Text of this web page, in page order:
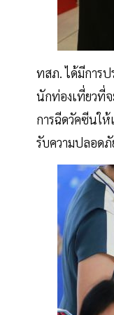
ทสภ. ได้มีการ
นักท่องเที่ยวที่จ
การฉีดวัคซีนใ
รับความปลอดภั